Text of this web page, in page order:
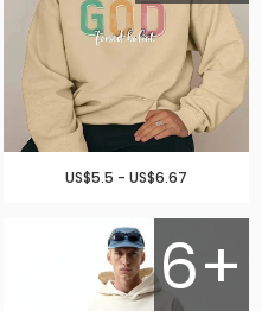
US$5.5 - US$6.67
6+